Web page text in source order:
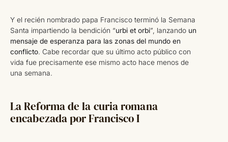
Y el recién nombrado papa Francisco terminó la Semana
Santa impartiendo la bendición “urbi et orbi”, lanzando un
mensaje de esperanza para las zonas del mundo en
conflicto. Cabe recordar que su último acto público con
vida fue precisamente ese mismo acto hace menos de
una semana.
La Reforma de la curia romana
encabezada por Francisco I